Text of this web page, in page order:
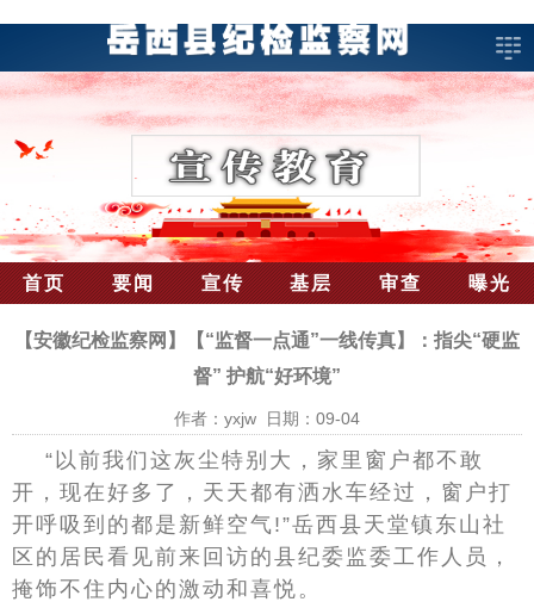
首页 要闻 宣传 基层 审查 曝光
【安徽纪检监察网】【“监督一点通”一线传真】：指尖“硬监
督” 护航“好环境”
作者：yxjw 日期：09-04
“以前我们这灰尘特别大，家里窗户都不敢
开，现在好多了，天天都有洒水车经过，窗户打
开呼吸到的都是新鲜空气!”岳西县天堂镇东山社
区的居民看见前来回访的县纪委监委工作人员，
掩饰不住内心的激动和喜悦。